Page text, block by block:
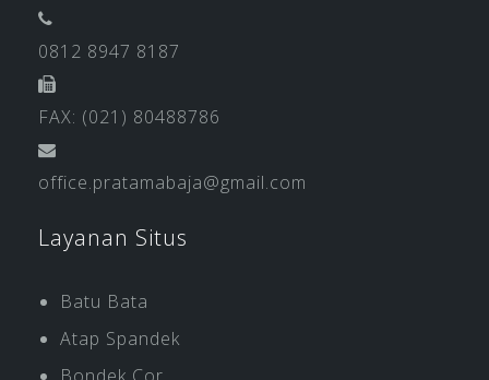
0812 8947 8187
FAX: (021) 80488786
office.pratamabaja@gmail.com
Layanan Situs
Batu Bata
Atap Spandek
Bondek Cor